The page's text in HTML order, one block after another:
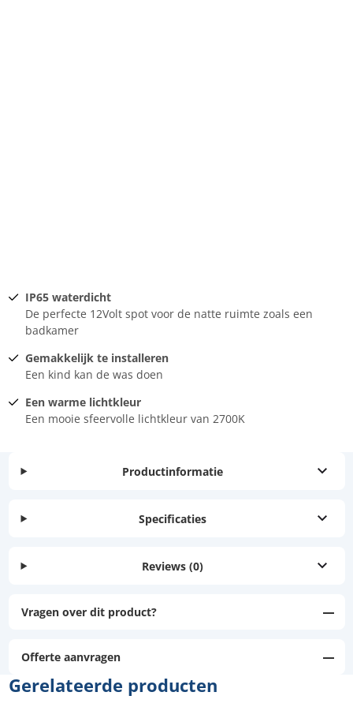
IP65 waterdicht
De perfecte 12Volt spot voor de natte ruimte zoals een
badkamer
Gemakkelijk te installeren
Een kind kan de was doen
Een warme lichtkleur
Een mooie sfeervolle lichtkleur van 2700K
Productinformatie
Specificaties
Reviews (0)
Vragen over dit product?
Offerte aanvragen
Gerelateerde producten